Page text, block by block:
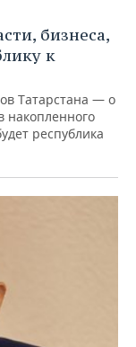
бизнеса,
к
Татарстана — о
накопленного
республика